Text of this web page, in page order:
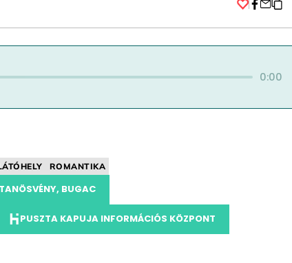
0:00
ROMANTIKA
BUGAC
PUSZTA KAPUJA INFORMÁCIÓS KÖZPONT